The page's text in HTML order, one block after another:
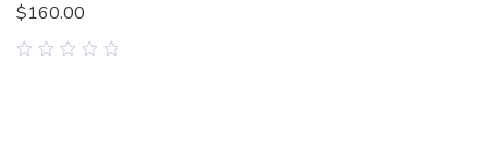
$160.00